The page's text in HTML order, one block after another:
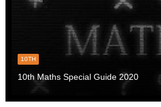
10TH
10th Maths Special Guide 2020